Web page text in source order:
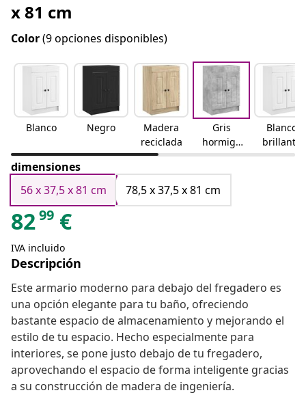
x 81 cm
Color(9 opciones disponibles)
Blanco Negro
Madera
reciclada
Gris
hormigó
n
Blanco
brillante
dimensiones
56 x 37,5 x 81 cm
78,5 x 37,5 x 81 cm
8299 €
IVA incluido
Descripción
Este armario moderno para debajo del fregadero es
una opción elegante para tu baño, ofreciendo
bastante espacio de almacenamiento y mejorando el
estilo de tu espacio. Hecho especialmente para
interiores, se pone justo debajo de tu fregadero,
aprovechando el espacio de forma inteligente gracias
a su construcción de madera de ingeniería.